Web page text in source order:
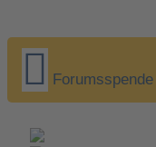
Forumsspende